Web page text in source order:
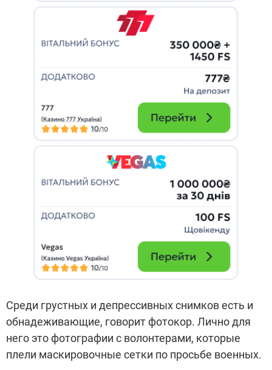
Среди грустных и депрессивных снимков есть и
обнадеживающие, говорит фотокор. Лично для
него это фотографии с волонтерами, которые
плели маскировочные сетки по просьбе военных.